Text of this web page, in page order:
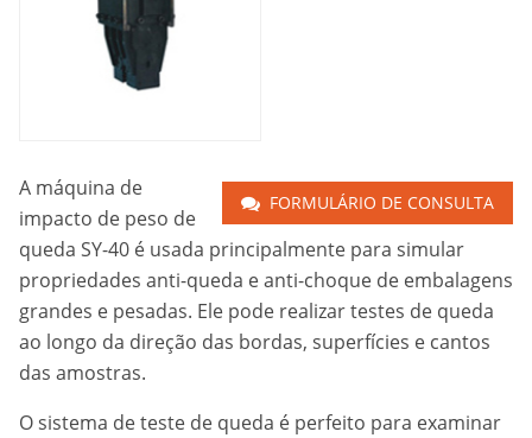
FORMULÁRIO DE CONSULTA
A máquina de
impacto de peso de
queda SY-40 é usada principalmente para simular
propriedades anti-queda e anti-choque de embalagens
grandes e pesadas. Ele pode realizar testes de queda
ao longo da direção das bordas, superfícies e cantos
das amostras.
O sistema de teste de queda é perfeito para examinar